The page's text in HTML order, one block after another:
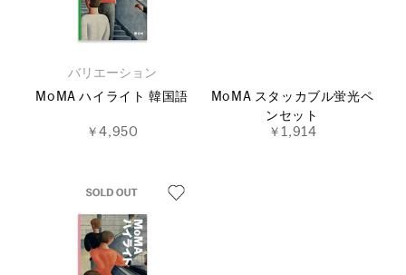
バリエーション
MoMA ハイライト 韓国語
￥4,950
MoMA スタッカブル蛍光ペ
ンセット
￥1,914